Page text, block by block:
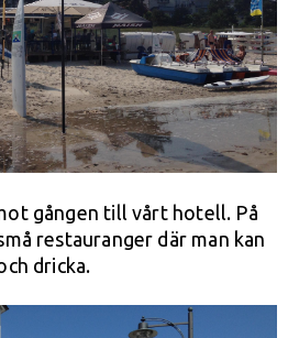
gången till vårt hotell. På
restauranger där man kan
dricka.